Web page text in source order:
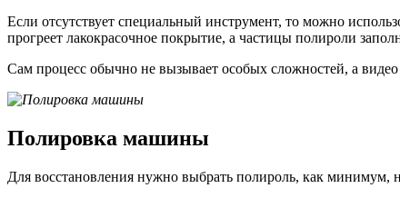
Если отсутствует специальный инструмент, то можно
прогреет лакокрасочное покрытие, а частицы полироли
Сам процесс обычно не вызывает особых сложностей, а видео
Полировка машины
Для восстановления нужно выбрать полироль, как минимум,